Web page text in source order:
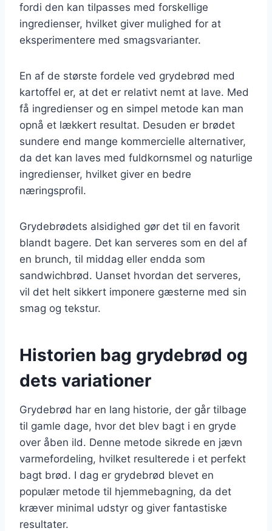
fordi den kan tilpasses med forskellige
ingredienser, hvilket giver mulighed for at
eksperimentere med smagsvarianter.
En af de største fordele ved grydebrød med
kartoffel er, at det er relativt nemt at lave. Med
få ingredienser og en simpel metode kan man
opnå et lækkert resultat. Desuden er brødet
sundere end mange kommercielle alternativer,
da det kan laves med fuldkornsmel og naturlige
ingredienser, hvilket giver en bedre
næringsprofil.
Grydebrødets alsidighed gør det til en favorit
blandt bagere. Det kan serveres som en del af
en brunch, til middag eller endda som
sandwichbrød. Uanset hvordan det serveres,
vil det helt sikkert imponere gæsterne med sin
smag og tekstur.
Historien bag grydebrød og
dets variationer
Grydebrød har en lang historie, der går tilbage
til gamle dage, hvor det blev bagt i en gryde
over åben ild. Denne metode sikrede en jævn
varmefordeling, hvilket resulterede i et perfekt
bagt brød. I dag er grydebrød blevet en
populær metode til hjemmebagning, da det
kræver minimal udstyr og giver fantastiske
resultater.